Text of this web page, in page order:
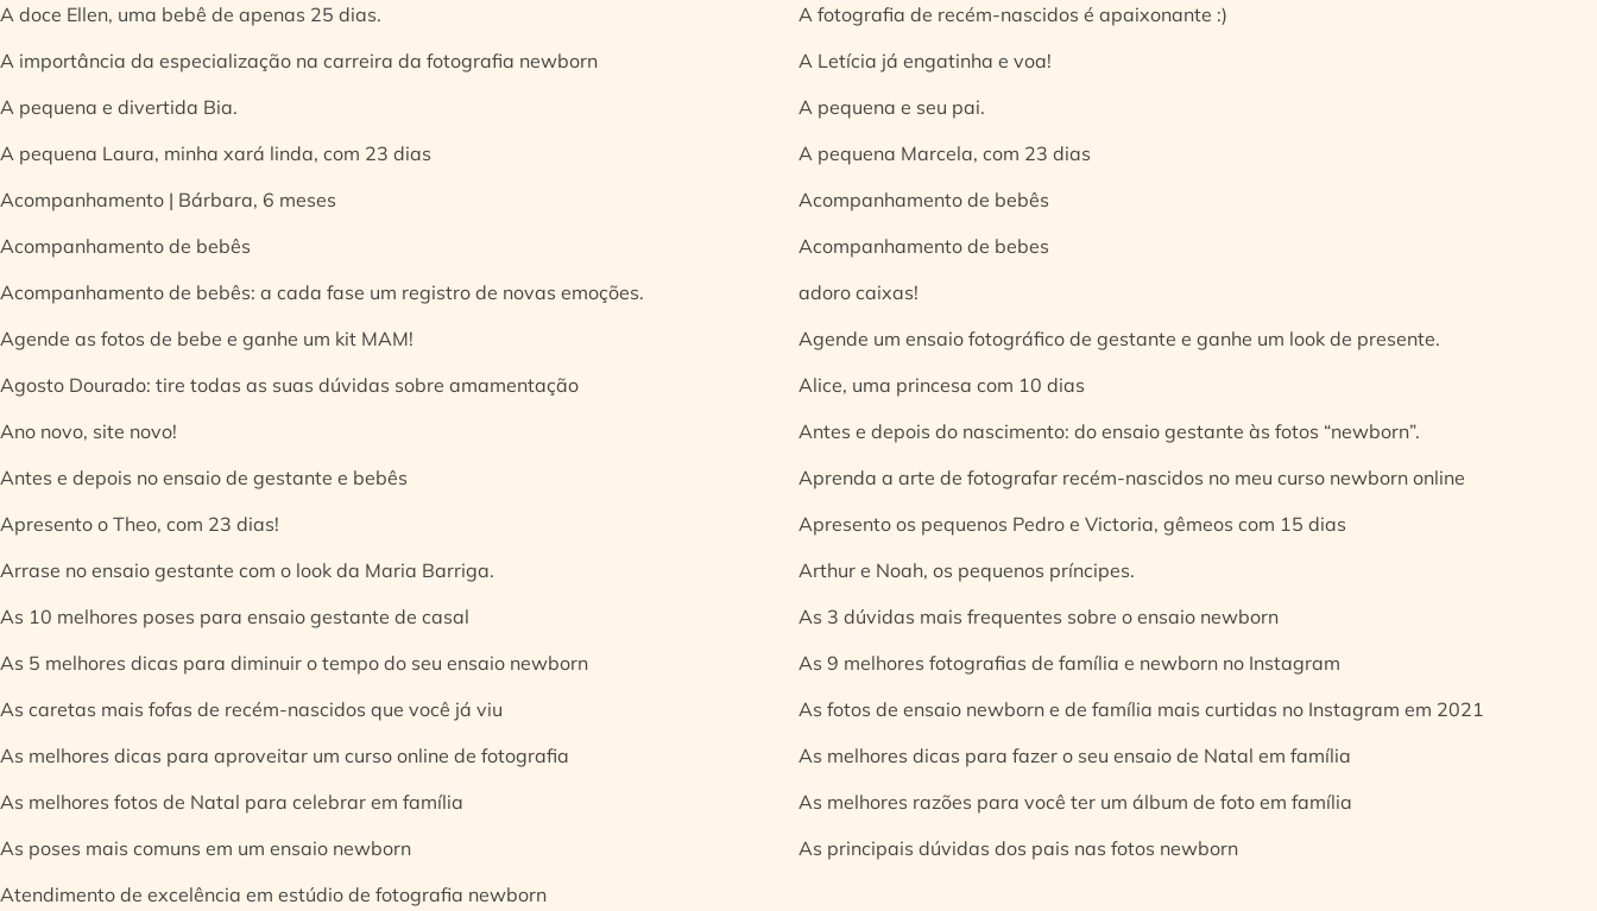
A doce Ellen, uma bebê de apenas 25 dias.
A fotografia de recém-nascidos é apaixonante :)
A importância da especialização na carreira da fotografia newborn
A Letícia já engatinha e voa!
A pequena e divertida Bia.
A pequena e seu pai.
A pequena Laura, minha xará linda, com 23 dias
A pequena Marcela, com 23 dias
Acompanhamento | Bárbara, 6 meses
Acompanhamento de bebês
Acompanhamento de bebês
Acompanhamento de bebes
Acompanhamento de bebês: a cada fase um registro de novas emoções.
adoro caixas!
Agende as fotos de bebe e ganhe um kit MAM!
Agende um ensaio fotográfico de gestante e ganhe um look de presente.
Agosto Dourado: tire todas as suas dúvidas sobre amamentação
Alice, uma princesa com 10 dias
Ano novo, site novo!
Antes e depois do nascimento: do ensaio gestante às fotos “newborn”.
Antes e depois no ensaio de gestante e bebês
Aprenda a arte de fotografar recém-nascidos no meu curso newborn online
Apresento o Theo, com 23 dias!
Apresento os pequenos Pedro e Victoria, gêmeos com 15 dias
Arrase no ensaio gestante com o look da Maria Barriga.
Arthur e Noah, os pequenos príncipes.
As 10 melhores poses para ensaio gestante de casal
As 3 dúvidas mais frequentes sobre o ensaio newborn
As 5 melhores dicas para diminuir o tempo do seu ensaio newborn
As 9 melhores fotografias de família e newborn no Instagram
As caretas mais fofas de recém-nascidos que você já viu
As fotos de ensaio newborn e de família mais curtidas no Instagram em 2021
As melhores dicas para aproveitar um curso online de fotografia
As melhores dicas para fazer o seu ensaio de Natal em família
As melhores fotos de Natal para celebrar em família
As melhores razões para você ter um álbum de foto em família
As poses mais comuns em um ensaio newborn
As principais dúvidas dos pais nas fotos newborn
Atendimento de excelência em estúdio de fotografia newborn